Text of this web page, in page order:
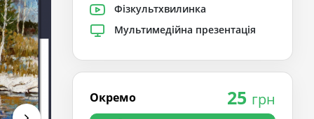
Фізкультхвилинка
Мультимедійна презентація
Окремо 25 грн